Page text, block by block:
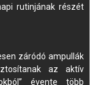
rutinjának részét
záródó ampullák
az aktív
évente több